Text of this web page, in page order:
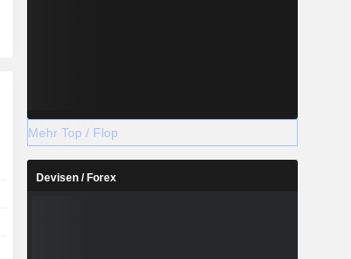
Mehr Top / Flop
Devisen / Forex